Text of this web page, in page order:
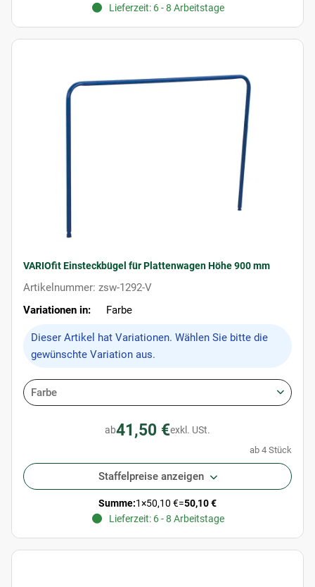
Lieferzeit: 6 - 8 Arbeitstage
VARIOfit Einsteckbügel für Plattenwagen Höhe 900 mm
Artikelnummer: zsw-1292-V
Variationen in:
Farbe
xDieser Artikel hat Variationen. Wählen Sie bitte die
gewünschte Variation aus.
Farbe
ab41,50 €exkl. USt.
ab 4 Stück
Staffelpreise anzeigen
Summe:1×50,10 €=50,10 €
Lieferzeit: 6 - 8 Arbeitstage